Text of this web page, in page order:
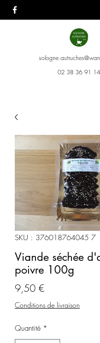
02 38 36 91 14
SKU : 376018764045 7
Viande séchée
poivre 100g
9,50 €Prix
Conditions de livraison
Quantité *